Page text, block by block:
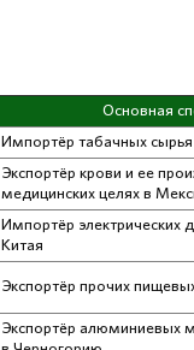
Основная
Импортёр табачных сырья
Экспортёр крови и ее
медицинских целях в
Импортёр электрических
Китая
Экспортёр прочих
Экспортёр алюминиевых